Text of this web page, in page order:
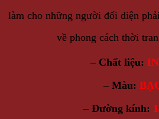
làm cho những người đối diện
về phong cách thời
– Chất liệu:
– Màu:
– Đường kính: